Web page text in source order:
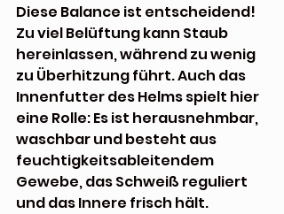
Diese Balance ist entscheidend!
Zu viel Belüftung kann Staub
hereinlassen, während zu wenig
zu Überhitzung führt. Auch das
Innenfutter des Helms spielt hier
eine Rolle: Es ist herausnehmbar,
waschbar und besteht aus
feuchtigkeitsableitendem
Gewebe, das Schweiß reguliert
und das Innere frisch hält.